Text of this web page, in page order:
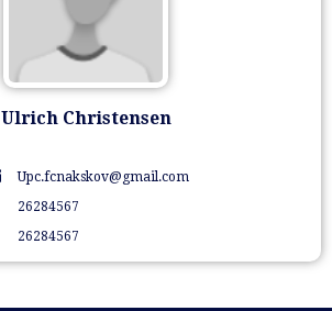
Ulrich Christensen
Upc.fcnakskov@gmail.com
26284567
26284567